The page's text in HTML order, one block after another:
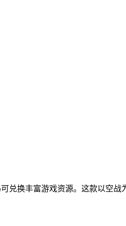
兑换丰富游戏资源。这款以空战